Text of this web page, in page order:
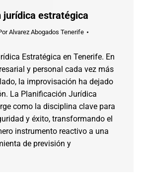
jurídica estratégica
Alvarez Abogados Tenerife
Estratégica en Tenerife. En
y personal cada vez más
la improvisación ha dejado
La Planificación Jurídica
como la disciplina clave para
y éxito, transformando el
instrumento reactivo a una
de previsión y